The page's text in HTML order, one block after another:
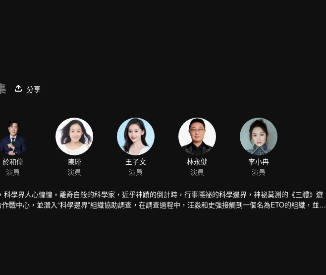
分享
於和偉
演員
陳瑾
演員
王子文
演員
林永健
演員
李小冉
演員
學界人心惶惶。離奇自殺的科學家，近乎神蹟的倒計時，行事隱祕的科學邊界，神祕莫測的《三體》遊
中心，並潛入“科學邊界”組織協助調查，在調查過程中，汪淼和史強接觸到一個名為ETO的組織，並發
存空間，孤注一擲的生死相逐，在眾人的共同努力下，汪淼、史強等人堅定信念、重燃希望，帶領大家準